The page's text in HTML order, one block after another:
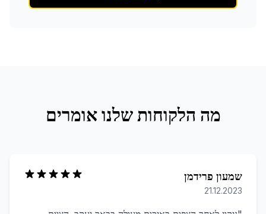
מה הלקוחות שלנו אומרים
שמעון פרידמן
21.12.2023